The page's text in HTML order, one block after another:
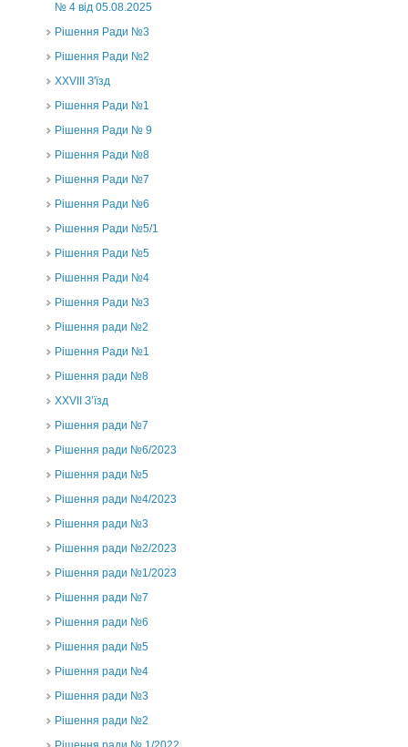
№ 4 від 05.08.2025
Рішення Ради №3
Рішення Ради №2
XXVIII З'їзд
Рішення Ради №1
Рішення Ради № 9
Рішення Ради №8
Рішення Ради №7
Рішення Ради №6
Рішення Ради №5/1
Рішення Ради №5
Рішення Ради №4
Рішення Ради №3
Рішення ради №2
Рішення Ради №1
Рішення ради №8
ХХVII З’їзд
Рішення ради №7
Рішення ради №6/2023
Рішення ради №5
Рішення ради №4/2023
Рішення ради №3
Рішення ради №2/2023
Рішення ради №1/2023
Рішення ради №7
Рішення ради №6
Рішення ради №5
Рішення ради №4
Рішення ради №3
Рішення ради №2